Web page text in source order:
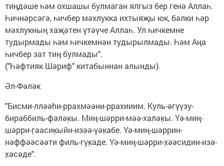
тиңдәше һәм охшашы булмаган ялгыз бер генә Аллаһ.
Һичнәрсәгә, һичбер мәхлукка ихтыяҗы юк, бәлки һәр
мәхлукның хаҗәтен үтәүче Аллаһ. Ул һичкемне
тудырмады һәм һичкемнән тудырылмады. Һәм Аңа
һичбер зат тиң булмады".
("Һәфтияк Шәриф" китабыннан алынды).
Әл-Фәләк
"Бисми-лләәhи-ррахмәәни-ррахииим. Куль-әгүүзу-
бираббиль-фәләк̣ы. Миң-шәрри-мәә-халәк̣ы. Үә-миң-
шәрри-г̣аасик̣ыйн-изәә-үәк̣абе. Үә-миң-шәррин-
нәффәәсәәти филь-гүк̣аде. Үә-миң-шәрри-х̣әәсидин-изә-
х̣әсәде".